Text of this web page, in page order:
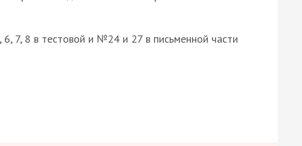
7, 8 в тестовой и №24 и 27 в письменной части